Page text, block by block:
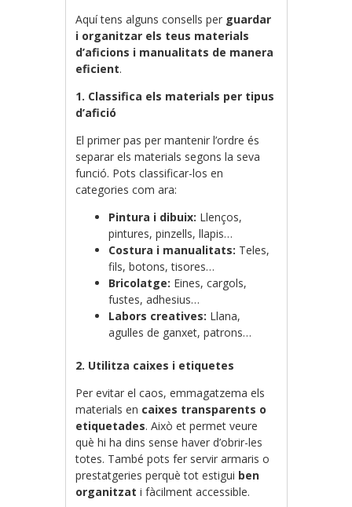
Aquí tens alguns consells per guardar
i organitzar els teus materials
d’aficions i manualitats de manera
eficient.
1. Classifica els materials per tipus
d’afició
El primer pas per mantenir l’ordre és
separar els materials segons la seva
funció. Pots classificar-los en
categories com ara:
Pintura i dibuix: Llenços,
pintures, pinzells, llapis…
Costura i manualitats: Teles,
fils, botons, tisores…
Bricolatge: Eines, cargols,
fustes, adhesius…
Labors creatives: Llana,
agulles de ganxet, patrons…
2. Utilitza caixes i etiquetes
Per evitar el caos, emmagatzema els
materials en caixes transparents o
etiquetades. Això et permet veure
què hi ha dins sense haver d’obrir-les
totes. També pots fer servir armaris o
prestatgeries perquè tot estigui ben
organitzat i fàcilment accessible.